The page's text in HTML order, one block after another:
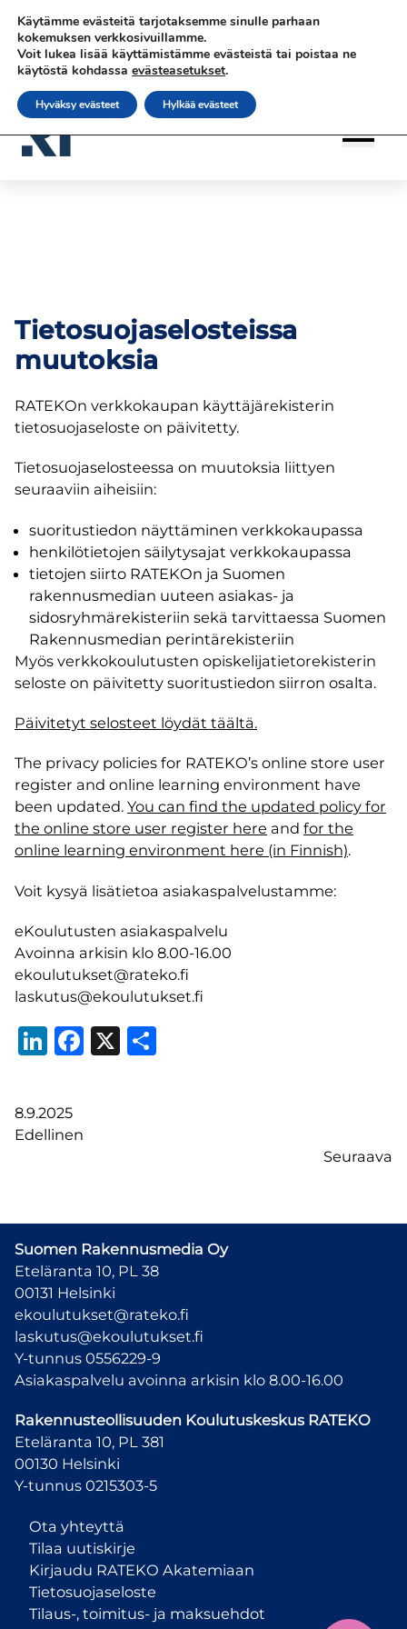
sisältöön
Ota yhteyttä | Tilaa uutiskirje
RATEKO Akatemia | Suomi
Tietosuojaselosteissa
muutoksia
RATEKOn verkkokaupan käyttäjärekisterin
tietosuojaseloste on päivitetty.
Tietosuojaselosteessa on muutoksia liittyen
seuraaviin aiheisiin:
suoritustiedon näyttäminen verkkokaupassa
henkilötietojen säilytysajat verkkokaupassa
tietojen siirto RATEKOn ja Suomen
rakennusmedian uuteen asiakas- ja
sidosryhmärekisteriin sekä tarvittaessa Suomen
Rakennusmedian perintärekisteriin
Myös verkkokoulutusten opiskelijatietorekisterin
seloste on päivitetty suoritustiedon siirron osalta.
Päivitetyt selosteet löydät täältä.
The privacy policies for RATEKO’s online store user
register and online learning environment have
been updated. You can find the updated policy for
the online store user register here and for the
online learning environment here (in Finnish).
Voit kysyä lisätietoa asiakaspalvelustamme:
eKoulutusten asiakaspalvelu
Avoinna arkisin klo 8.00-16.00
ekoulutukset@rateko.fi
laskutus@ekoulutukset.fi
LinkedIn
Facebook
X
8.9.2025
Edellinen
Seuraava
Suomen Rakennusmedia Oy
Eteläranta 10, PL 38
00131 Helsinki
ekoulutukset@rateko.fi
laskutus@ekoulutukset.fi
Y-tunnus 0556229-9
Asiakaspalvelu avoinna arkisin klo 8.00-16.00
Rakennusteollisuuden Koulutuskeskus RATEKO
Eteläranta 10, PL 381
00130 Helsinki
Y-tunnus 0215303-5
Ota yhteyttä
Tilaa uutiskirje
Kirjaudu RATEKO Akatemiaan
Tietosuojaseloste
Tilaus-, toimitus- ja maksuehdot
Käytämme evästeitä tarjotaksemme sinulle parhaan
kokemuksen verkkosivuillamme.
Voit lukea lisää käyttämistämme evästeistä tai poistaa ne
käytöstä kohdassa evästeasetukset.
Hyväksy evästeet Hylkää evästeet